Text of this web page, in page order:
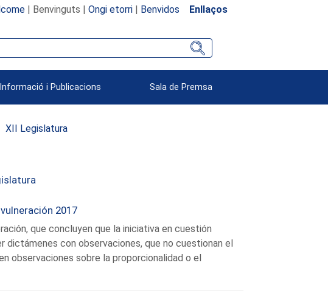
| Benvinguts | Ongi etorri| Benvidos Enllaços
Informació i Publicacions Sala de Premsa
XII Legislatura
2017
que concluyen que la iniciativa en cuestión
dictámenes con observaciones, que no cuestionan el
observaciones sobre la proporcionalidad o el